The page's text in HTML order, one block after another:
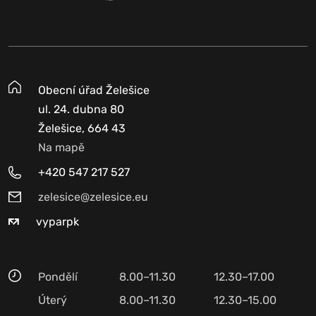
Obecní úřad Želešice
ul. 24. dubna 80
Želešice, 664 43
Na mapě
+420 547 217 527
zelesice@zelesice.eu
vyparpk
Pondělí 8.00–11.30
12.30–17.00
Úterý
8.00–11.30
12.30–15.00